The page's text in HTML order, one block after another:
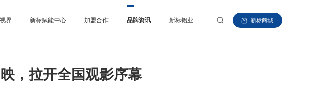
新标商城
界 新标赋能中心 加盟合作 品牌资讯 新标铝业
，拉开全国观影序幕